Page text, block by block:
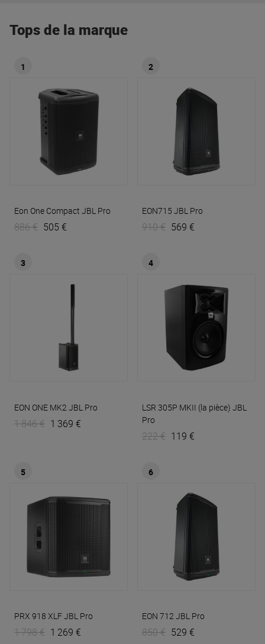
Tops de la marque
1
Eon One Compact JBL Pro
886 € 505 €
2
EON715 JBL Pro
910 € 569 €
3
EON ONE MK2 JBL Pro
1 846 € 1 369 €
4
LSR 305P MKII (la pièce) JBL
Pro
222 € 119 €
5
PRX 918 XLFJBL Pro
1 798 € 1 269 €
6
EON 712 JBL Pro
850 € 529 €